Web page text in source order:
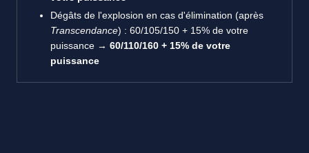
Dégâts de l'explosion en cas d'élimination (après
Transcendance) : 60/105/150 + 15% de votre
puissance → 60/110/160 + 15% de votre
puissance